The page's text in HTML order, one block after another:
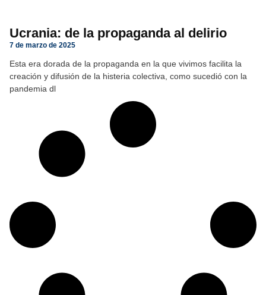
Ucrania: de la propaganda al delirio
7 de marzo de 2025
Esta era dorada de la propaganda en la que vivimos facilita la
creación y difusión de la histeria colectiva, como sucedió con la
pandemia dl